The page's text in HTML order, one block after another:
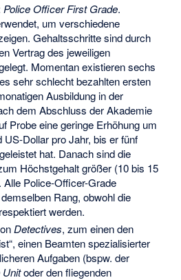
Police Officer First Grade.
um verschiedene
Gehaltsschritte sind durch
Vertrag des jeweiligen
Momentan existieren sechs
sehr schlecht bezahlten ersten
Ausbildung in der
dem Abschluss der Akademie
Probe eine geringe Erhöhung um
Dollar pro Jahr, bis er fünf
hat. Danach sind die
Höchstgehaltgrößer (10 bis 15
Alle Police-Officer-Grade
Rang, obwohl die
werden.
Detectives, zum einen den
“, einen Beamten spezialisierter
Aufgaben (bspw. der
oder den fliegenden